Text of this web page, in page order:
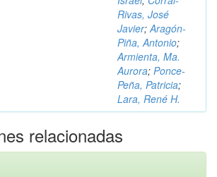
Rivas, José
Javier;Aragón-
Piña, Antonio;
Armienta, Ma.
Aurora; Ponce-
Peña, Patricia;
Lara, René H.
relacionadas